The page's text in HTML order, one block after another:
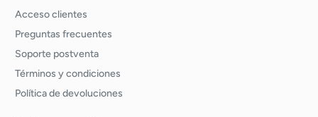
Acceso clientes
Preguntas frecuentes
Soporte postventa
Términos y condiciones
Política de devoluciones